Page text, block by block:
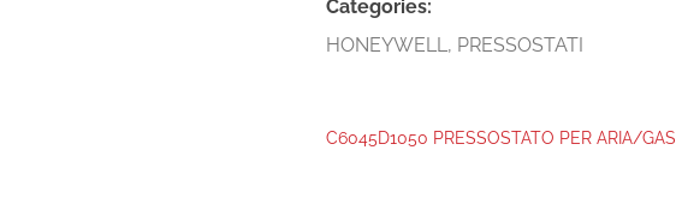
Categories:
HONEYWELL, PRESSOSTATI
C6045D1050 PRESSOSTATO PER ARIA/GAS